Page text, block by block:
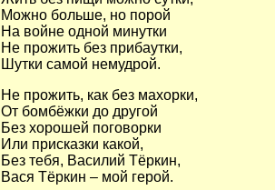
Можно больше, но порой
На войне одной минутки
Не прожить без прибаутки,
Шутки самой немудрой.
Не прожить, как без махорки,
От бомбёжки до другой
Без хорошей поговорки
Или присказки какой,
Без тебя, Василий Тёркин,
Вася Тёркин – мой герой.